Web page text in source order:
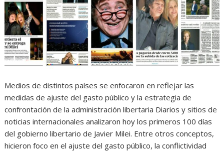
Medios de distintos países se enfocaron en reflejar las
medidas de ajuste del gasto público y la estrategia de
confrontación de la administración libertaria Diarios y sitios de
noticias internacionales analizaron hoy los primeros 100 días
del gobierno libertario de Javier Milei. Entre otros conceptos,
hicieron foco en el ajuste del gasto público, la conflictividad